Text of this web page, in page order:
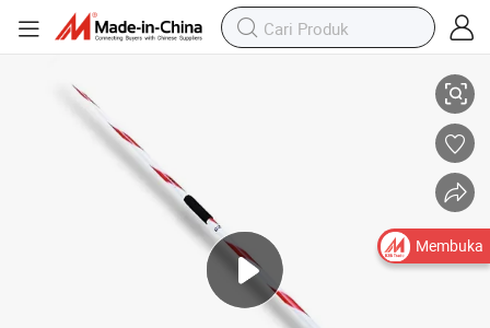
Membuka